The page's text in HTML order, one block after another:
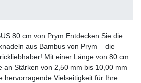
80 cm von Prym Entdecken Sie die
aus Bambus von Prym – die
Mit einer Länge von 80 cm
an Stärken von 2,50 mm bis 10,00 mm
hervorragende Vielseitigkeit für Ihre